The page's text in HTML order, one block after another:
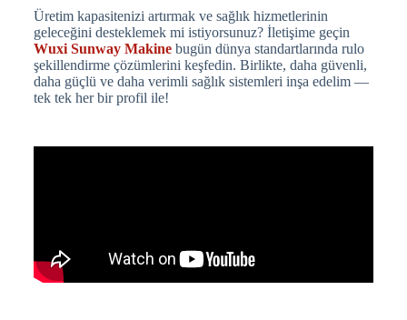
Üretim kapasitenizi artırmak ve sağlık hizmetlerinin
geleceğini desteklemek mi istiyorsunuz? İletişime geçin
Wuxi Sunway Makinebugün dünya standartlarında rulo
şekillendirme çözümlerini keşfedin. Birlikte, daha güvenli,
daha güçlü ve daha verimli sağlık sistemleri inşa edelim —
tek tek her bir profil ile!